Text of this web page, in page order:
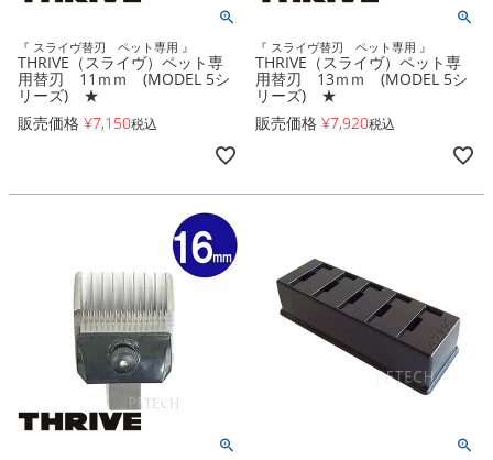
『 スライヴ替刃 ペット専用 』
THRIVE（スライヴ）ペット専
用替刃 11ｍｍ (MODEL 5シ
リーズ) ★
販売価格 ¥7,150税込
『 スライヴ替刃 ペット専用 』
THRIVE（スライヴ）ペット専
用替刃 13ｍｍ (MODEL 5シ
リーズ) ★
販売価格 ¥7,920税込